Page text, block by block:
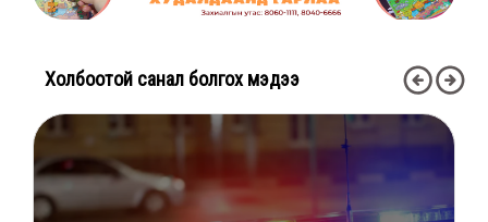
Холбоотой санал болгох мэдээ